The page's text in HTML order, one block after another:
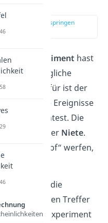
Stelle im Video springen
Experiment hast
zwei mögliche
Beispiel dafür ist der
dem du die Ereignisse
“ betrachtest. Die
oder Niete.
Beispiel „Kopf“ werfen,
Münze ist die
für einen Treffer
Bernoulli Experiment